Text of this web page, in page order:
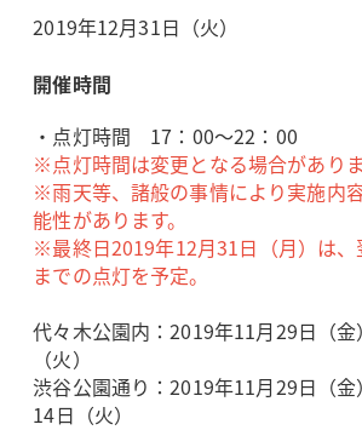
2019年12月31日（火）
開催時間
・点灯時間 17：00～22：00
※点灯時間は変更となる場合がありま
※雨天等、諸般の事情により実施内
能性があります。
※最終日2019年12月31日（月）は、
までの点灯を予定。
代々木公園内：2019年11月29日（
（火）
渋谷公園通り：2019年11月29日（
14日（火）